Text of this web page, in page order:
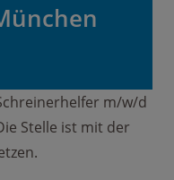
m/w/d
Stelle ist mit der